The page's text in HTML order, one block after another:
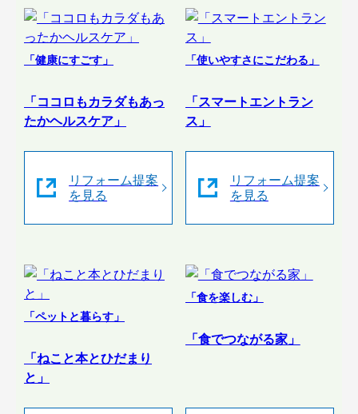
「健康にすごす」
「ココロもカラダもあっ
たかヘルスケア」
リフォーム提案
を見る
「使いやすさにこだわる」
「スマートエントラン
ス」
リフォーム提案
を見る
「ペットと暮らす」
「ねこと本とひだまり
と」
「食を楽しむ」
「食でつながる家」